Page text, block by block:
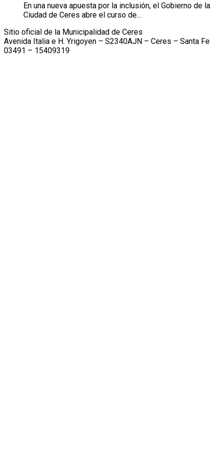
En una nueva apuesta por la inclusión, el Gobierno de la
Ciudad de Ceres abre el curso de...
Sitio oficial de la Municipalidad de Ceres
Avenida Italia e H. Yrigoyen – S2340AJN – Ceres – Santa Fe
03491 – 15409319